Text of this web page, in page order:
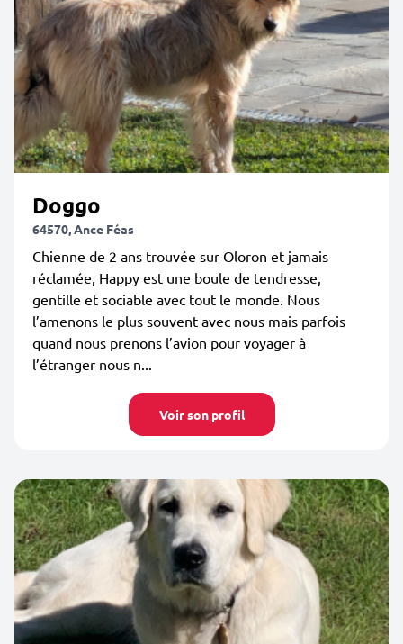
Doggo
64570, Ance Féas
Chienne de 2 ans trouvée sur Oloron et jamais
réclamée, Happy est une boule de tendresse,
gentille et sociable avec tout le monde. Nous
l’amenons le plus souvent avec nous mais parfois
quand nous prenons l’avion pour voyager à
l’étranger nous n...
Voir son profil